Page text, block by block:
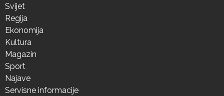
Svijet
Regija
Ekonomija
Kultura
Magazin
Sport
Najave
Servisne informacije